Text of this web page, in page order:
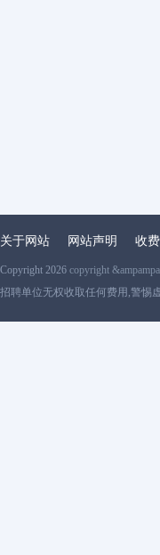
关于网站 网站声明 收
Copyright 2026 copyright
招聘单位无权收取任何费用,警惕